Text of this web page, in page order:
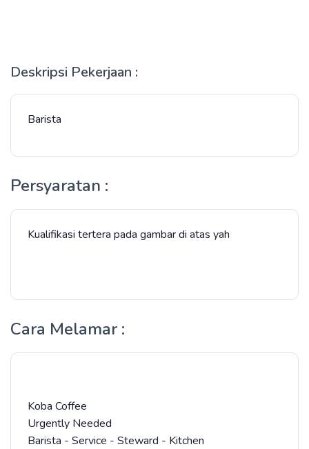
Deskripsi Pekerjaan :
Barista
Persyaratan :
Kualifikasi tertera pada gambar di atas yah
Cara Melamar :
Koba Coffee
Urgently Needed
Barista - Service - Steward - Kitchen